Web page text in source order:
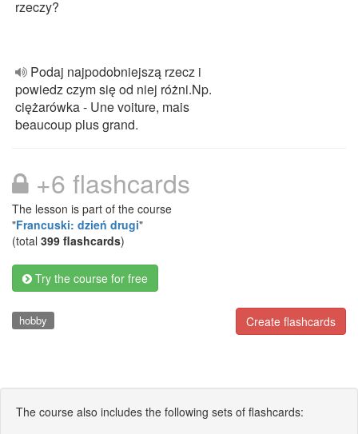
rzeczy?
Podaj najpodobniejszą rzecz i
powiedz czym się od niej różni.Np.
ciężarówka - Une voiture, mais
beaucoup plus grand.
+6 flashcards
The lesson is part of the course
"Francuski: dzień drugi"
(total 399 flashcards)
Try the course for free
Create flashcards
hobby
The course also includes the following sets of flashcards: